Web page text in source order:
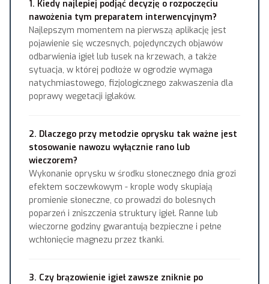
1. Kiedy najlepiej podjąć decyzję o rozpoczęciu
nawożenia tym preparatem interwencyjnym?
Najlepszym momentem na pierwszą aplikację jest
pojawienie się wczesnych, pojedynczych objawów
odbarwienia igieł lub łusek na krzewach, a także
sytuacja, w której podłoże w ogrodzie wymaga
natychmiastowego, fizjologicznego zakwaszenia dla
poprawy wegetacji iglaków.
2. Dlaczego przy metodzie oprysku tak ważne jest
stosowanie nawozu wyłącznie rano lub
wieczorem?
Wykonanie oprysku w środku słonecznego dnia grozi
efektem soczewkowym - krople wody skupiają
promienie słoneczne, co prowadzi do bolesnych
poparzeń i zniszczenia struktury igieł. Ranne lub
wieczorne godziny gwarantują bezpieczne i pełne
wchłonięcie magnezu przez tkanki.
3. Czy brązowienie igieł zawsze zniknie po